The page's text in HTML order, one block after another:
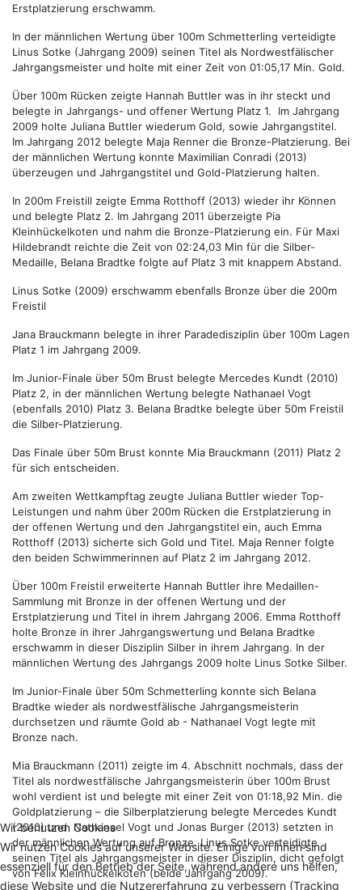
Erstplatzierung erschwamm.
In der männlichen Wertung über 100m Schmetterling verteidigte
Linus Sotke (Jahrgang 2009) seinen Titel als Nordwestfälischer
Jahrgangsmeister und holte mit einer Zeit von 01:05,17 Min. Gold.
Über 100m Rücken zeigte Hannah Buttler was in ihr steckt und
belegte in Jahrgangs- und offener Wertung Platz 1. Im Jahrgang
2009 holte Juliana Buttler wiederum Gold, sowie Jahrgangstitel.
Im Jahrgang 2012 belegte Maja Renner die Bronze-Platzierung. Bei
der männlichen Wertung konnte Maximilian Conradi (2013)
überzeugen und Jahrgangstitel und Gold-Platzierung halten.
In 200m Freistill zeigte Emma Rotthoff (2013) wieder ihr Können
und belegte Platz 2. Im Jahrgang 2011 überzeigte Pia
Kleinhückelkoten und nahm die Bronze-Platzierung ein. Für Maxi
Hildebrandt reichte die Zeit von 02:24,03 Min für die Silber-
Medaille, Belana Bradtke folgte auf Platz 3 mit knappem Abstand.
Linus Sotke (2009) erschwamm ebenfalls Bronze über die 200m
Freistil
Jana Brauckmann belegte in ihrer Paradedisziplin über 100m Lagen
Platz 1 im Jahrgang 2009.
Im Junior-Finale über 50m Brust belegte Mercedes Kundt (2010)
Platz 2, in der männlichen Wertung belegte Nathanael Vogt
(ebenfalls 2010) Platz 3. Belana Bradtke belegte über 50m Freistil
die Silber-Platzierung.
Das Finale über 50m Brust konnte Mia Brauckmann (2011) Platz 2
für sich entscheiden.
Am zweiten Wettkampftag zeugte Juliana Buttler wieder Top-
Leistungen und nahm über 200m Rücken die Erstplatzierung in
der offenen Wertung und den Jahrgangstitel ein, auch Emma
Rotthoff (2013) sicherte sich Gold und Titel. Maja Renner folgte
den beiden Schwimmerinnen auf Platz 2 im Jahrgang 2012.
Über 100m Freistil erweiterte Hannah Buttler ihre Medaillen-
Sammlung mit Bronze in der offenen Wertung und der
Erstplatzierung und Titel in ihrem Jahrgang 2006. Emma Rotthoff
holte Bronze in ihrer Jahrgangswertung und Belana Bradtke
erschwamm in dieser Disziplin Silber in ihrem Jahrgang. In der
männlichen Wertung des Jahrgangs 2009 holte Linus Sotke Silber.
Im Junior-Finale über 50m Schmetterling konnte sich Belana
Bradtke wieder als nordwestfälische Jahrgangsmeisterin
durchsetzen und räumte Gold ab - Nathanael Vogt legte mit
Bronze nach.
Mia Brauckmann (2011) zeigte im 4. Abschnitt nochmals, dass der
Titel als nordwestfälische Jahrgangsmeisterin über 100m Brust
wohl verdient ist und belegte mit einer Zeit von 01:18,92 Min. die
Goldplatzierung – die Silberplatzierung belegte Mercedes Kundt
(2010) und Nathanael Vogt und Jonas Burger (2013) setzten in
der männlichen Wertung auf Bronze. Linus Sotke verteidigte
seinen Titel als Jahrgangsmeister in dieser Disziplin, dicht gefolgt
von Felix Kleinhückelkoten (beide Jahrgang 2009).
Wir benutzen Cookies
Wir nutzen Cookies auf unserer Website. Einige von ihnen sind
essenziell für den Betrieb der Seite, während andere uns helfen,
diese Website und die Nutzererfahrung zu verbessern (Tracking